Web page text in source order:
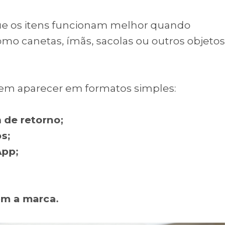
os itens funcionam melhor quando
canetas, ímãs, sacolas ou outros objetos
aparecer em formatos simples:
de retorno;
a marca.